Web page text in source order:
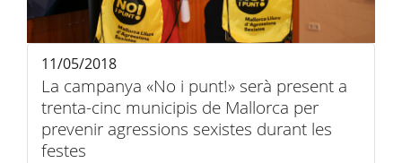
La campanya «No i punt!» serà present a
trenta-cinc municipis de Mallorca per
prevenir agressions sexistes durant les
festes
11/05/2018